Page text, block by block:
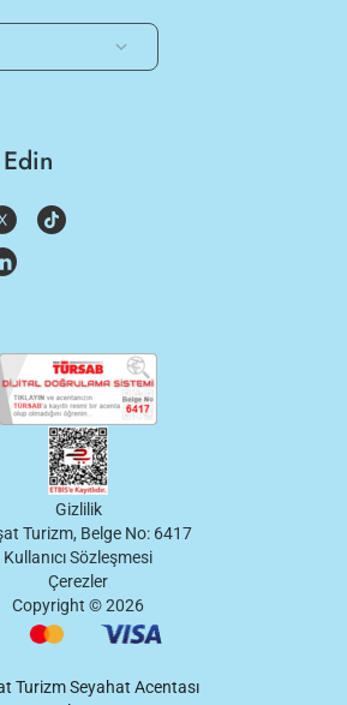
Gizlilik
Turizm, Belge No: 6417
Kullanıcı Sözleşmesi
Çerezler
Copyright ©2026
Turizm Seyahat Acentası